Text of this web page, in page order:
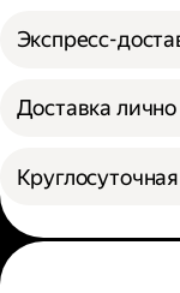
Экспресс-
Доставка